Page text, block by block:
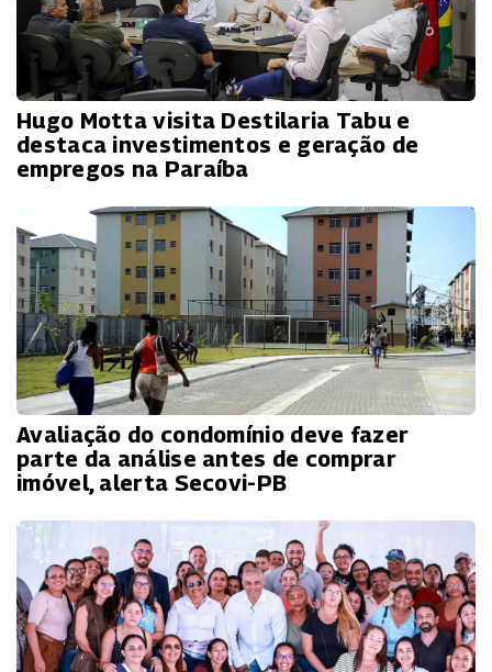
Hugo Motta visita Destilaria Tabu e
destaca investimentos e geração de
empregos na Paraíba
Avaliação do condomínio deve fazer
parte da análise antes de comprar
imóvel, alerta Secovi-PB